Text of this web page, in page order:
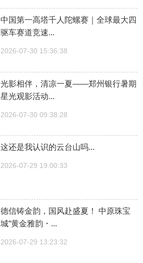
中国第一高塔千人陀螺赛｜全球最大四
驱车赛道竞速...
2026-07-30 15:36:38
光影相伴，清凉一夏——郑州银行暑期
星光观影活动...
2026-07-30 09:38:28
这还是我认识的云台山吗...
2026-07-29 19:00:33
德信铸金韵，国风赴盛夏！ 中原珠宝
城“黄金雅韵・...
2026-07-29 13:23:32